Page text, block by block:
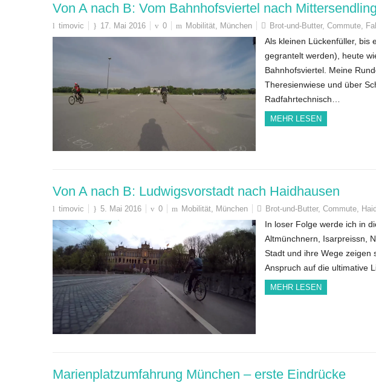
Von A nach B: Vom Bahnhofsviertel nach Mittersendling
timovic 17. Mai 2016 0 Mobilität, München Brot-und-Butter, Commute,
Als kleinen Lückenfüller, bis
gegrantelt werden), heute
Bahnhofsviertel. Meine
Theresienwiese und über
Radfahrtechnisch…
MEHR LESEN
Von A nach B: Ludwigsvorstadt nach Haidhausen
timovic 5. Mai 2016 0 Mobilität, München Brot-und-Butter, Commute,
In loser Folge werde ich in
Altmünchnern, Isarpreissn,
Stadt und ihre Wege zeigen
Anspruch auf die ultimative
MEHR LESEN
Marienplatzumfahrung München – erste Eindrücke